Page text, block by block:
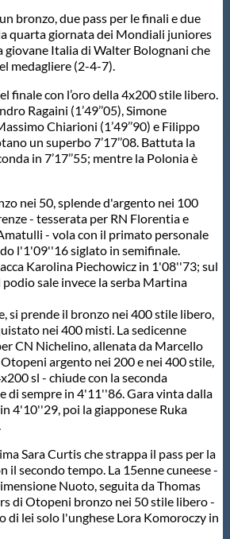
bronzo, due pass per le finali e due
quarta giornata dei Mondiali juniores
giovane Italia di Walter Bolognani che
medagliere (2-4-7).
finale con l’oro della 4x200 stile libero.
Ragaini (1’49’’05), Simone
Chiarioni (1’49’’90) e Filippo
un superbo 7’17’’08. Battuta la
in 7’17’’55; mentre la Polonia è
nei 50, splende d'argento nei 100
- tesserata per RN Florentia e
- vola con il primato personale
l'1'09''16 siglato in semifinale.
Karolina Piechowicz in 1'08''73; sul
sale invece la serba Martina
si prende il bronzo nei 400 stile libero,
nei 400 misti. La sedicenne
CN Nichelino, allenata da Marcello
argento nei 200 e nei 400 stile,
sl - chiude con la seconda
di sempre in 4'11''86. Gara vinta dalla
4'10''29, poi la giapponese Ruka
Sara Curtis che strappa il pass per la
il secondo tempo. La 15enne cuneese -
Nuoto, seguita da Thomas
di Otopeni bronzo nei 50 stile libero -
di lei solo l'unghese Lora Komoroczy in